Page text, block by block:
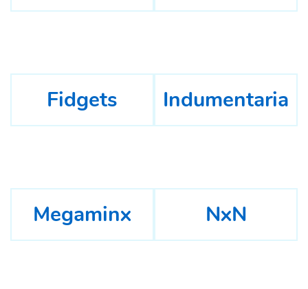
Fidgets Indumentaria
Megaminx NxN